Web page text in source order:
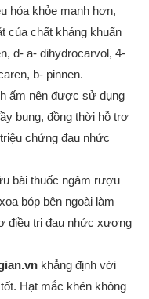
hóa khỏe mạnh hơn,
của chất kháng khuẩn
d- a- dihydrocarvol, 4-
b- pinnen.
ấm nên được sử dụng
bụng, đồng thời hỗ trợ
chứng đau nhức
bài thuốc ngâm rượu
bóp bên ngoài làm
điều trị đau nhức xương
khẳng định với
Hạt mắc khén không